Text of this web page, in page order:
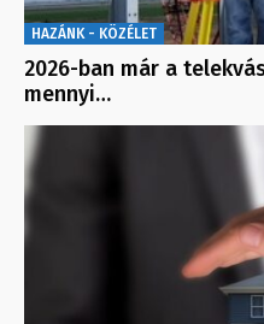
HAZÁNK - KÖZÉLET
2026-ban már a
mennyi…